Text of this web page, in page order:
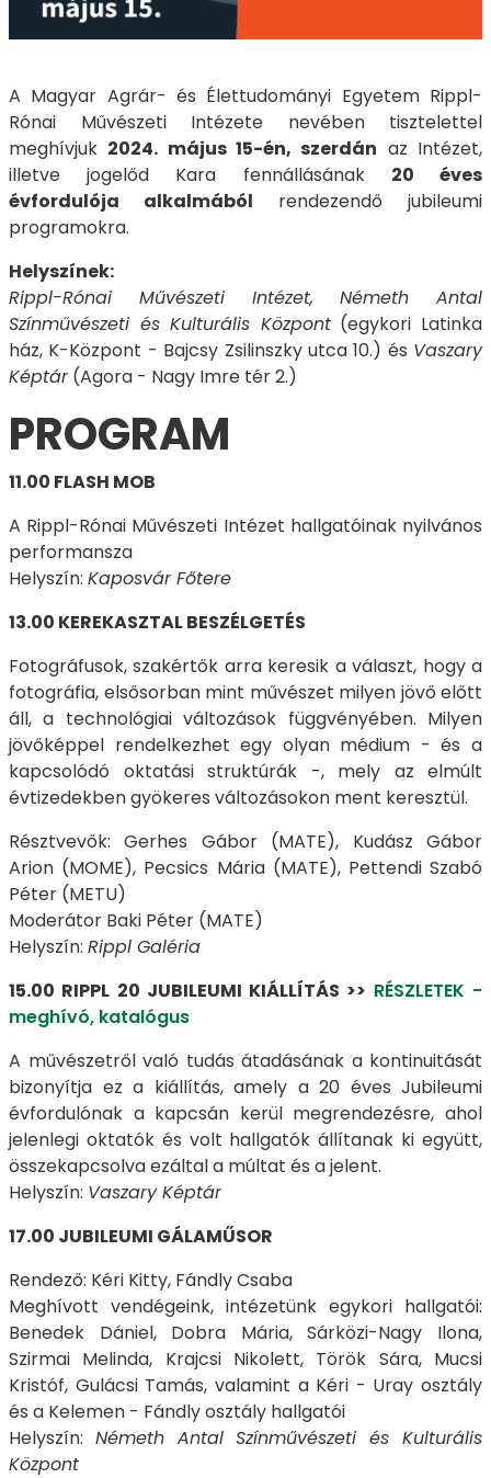
A Magyar Agrár- és Élettudományi Egyetem Rippl-
Rónai Művészeti Intézete nevében tisztelettel
meghívjuk 2024. május 15-én, szerdán az Intézet,
illetve jogelőd Kara fennállásának 20 éves
évfordulója alkalmából rendezendő jubileumi
programokra.
Helyszínek:
Rippl-Rónai Művészeti Intézet, Németh Antal
Színművészeti és Kulturális Központ(egykori Latinka
ház, K-Központ - Bajcsy Zsilinszky utca 10.) és Vaszary
Képtár(Agora - Nagy Imre tér 2.)
PROGRAM
11.00 FLASH MOB
A Rippl-Rónai Művészeti Intézet hallgatóinak nyilvános
performansza
Helyszín: Kaposvár Főtere
13.00 KEREKASZTAL BESZÉLGETÉS
Fotográfusok, szakértők arra keresik a választ, hogy a
fotográfia, elsősorban mint művészet milyen jövő előtt
áll, a technológiai változások függvényében. Milyen
jövőképpel rendelkezhet egy olyan médium - és a
kapcsolódó oktatási struktúrák -, mely az elmúlt
évtizedekben gyökeres változásokon ment keresztül.
Résztvevők: Gerhes Gábor (MATE), Kudász Gábor
Arion (MOME), Pecsics Mária (MATE), Pettendi Szabó
Péter (METU)
Moderátor Baki Péter (MATE)
Helyszín: Rippl Galéria
15.00 RIPPL 20 JUBILEUMI KIÁLLÍTÁS >> RÉSZLETEK -
meghívó, katalógus
A művészetről való tudás átadásának a kontinuitását
bizonyítja ez a kiállítás, amely a 20 éves Jubileumi
évfordulónak a kapcsán kerül megrendezésre, ahol
jelenlegi oktatók és volt hallgatók állítanak ki együtt,
összekapcsolva ezáltal a múltat és a jelent.
Helyszín: Vaszary Képtár
17.00 JUBILEUMI GÁLAMŰSOR
Rendező: Kéri Kitty, Fándly Csaba
Meghívott vendégeink, intézetünk egykori hallgatói:
Benedek Dániel, Dobra Mária, Sárközi-Nagy Ilona,
Szirmai Melinda, Krajcsi Nikolett, Török Sára, Mucsi
Kristóf, Gulácsi Tamás, valamint a Kéri - Uray osztály
és a Kelemen - Fándly osztály hallgatói
Helyszín: Németh Antal Színművészeti és Kulturális
Központ